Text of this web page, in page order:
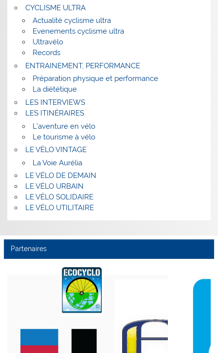
CYCLISME ULTRA
Actualité cyclisme ultra
Evenements cyclisme ultra
Ultravélo
Records
ENTRAINEMENT, PERFORMANCE
Préparation physique et performance
La diététique
LES INTERVIEWS
LES ITINÉRAIRES
L’aventure en vélo
Le tourisme à vélo
LE VÉLO VINTAGE
La Voie Aurélia
LE VÉLO DE DEMAIN
LE VÉLO URBAIN
LE VÉLO SOLIDAIRE
LE VÉLO UTILITAIRE
Partenaires